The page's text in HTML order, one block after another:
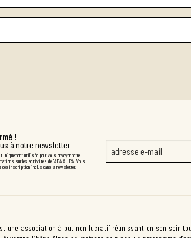
!
à notre newsletter
uniquement utilisée pour vous envoyer notre
sur les activités de l'ADA AURA. Vous
désinscription inclus dans la newsletter.
est une association à but non lucratif réunissant en son sein